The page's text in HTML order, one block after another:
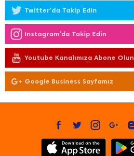
Twitter'da Takip Edin
Instagram'da Takip Edin
Youtube Kanalımıza Abone Olun
Google Business Sayfamız